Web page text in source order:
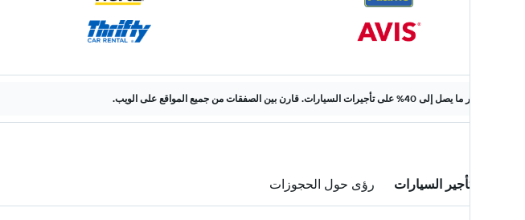
وفّر ما يصل إلى 40% على تأجيرات السيارات. قارن بين الصفقات من جميع المواقع على الويب.
صفقات تأجير السيارات رؤى حول الحجوزات